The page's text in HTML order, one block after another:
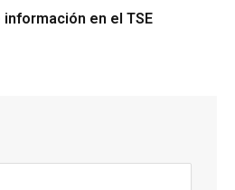
información en el TSE